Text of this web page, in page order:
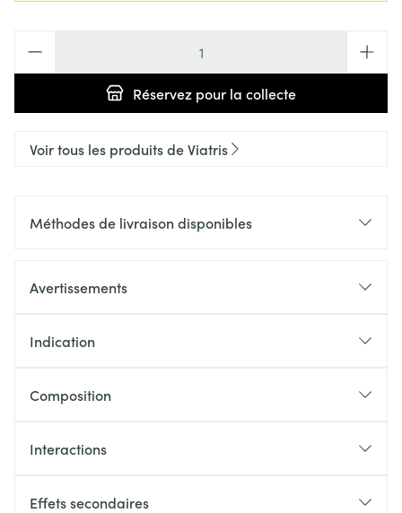
Réservez pour la collecte
Voir tous les produits de Viatris
Méthodes de livraison disponibles
Avertissements
Indication
Composition
Interactions
Effets secondaires